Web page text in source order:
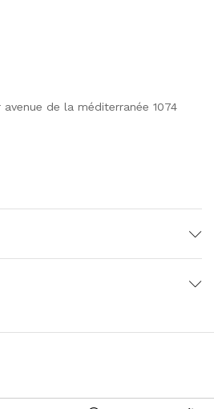
de la méditerranée 1074